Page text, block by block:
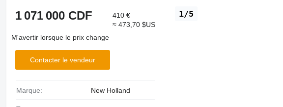
1/5
1 071 000 CDF
410 €
≈ 473,70 $US
M'avertir lorsque le prix change
Contacter le vendeur
Marque: New Holland